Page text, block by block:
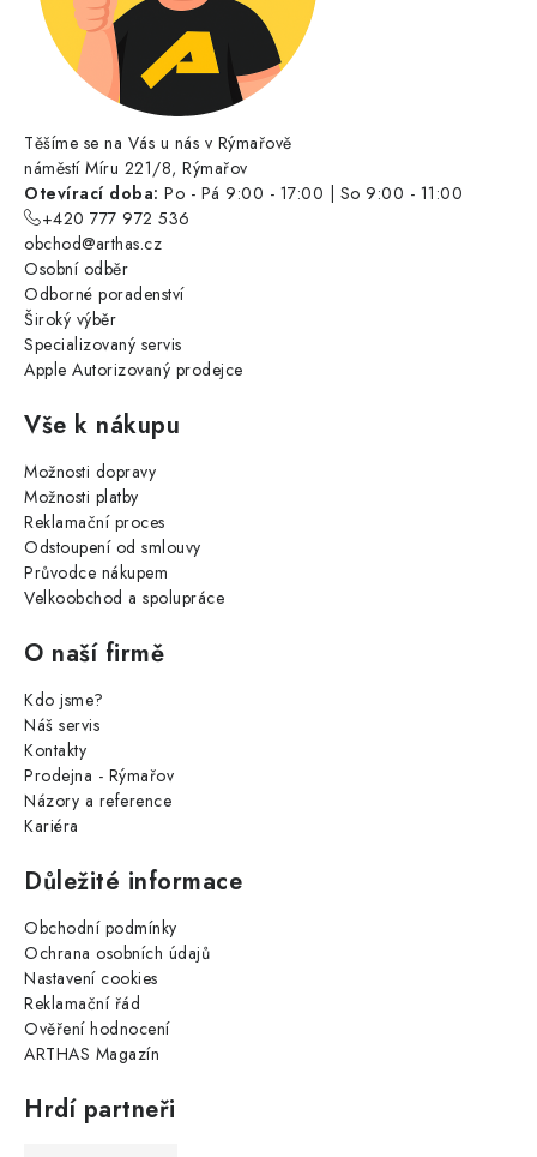
Těšíme se na Vás u nás v Rýmařově
náměstí Míru 221/8, Rýmařov
Otevírací doba: Po - Pá 9:00 - 17:00 | So 9:00 - 11:00
+420 777 972 536
obchod@arthas.cz
Osobní odběr
Odborné poradenství
Široký výběr
Specializovaný servis
Apple Autorizovaný prodejce
Vše k nákupu
Možnosti dopravy
Možnosti platby
Reklamační proces
Odstoupení od smlouvy
Průvodce nákupem
Velkoobchod a spolupráce
O naší firmě
Kdo jsme?
Náš servis
Kontakty
Prodejna - Rýmařov
Názory a reference
Kariéra
Důležité informace
Obchodní podmínky
Ochrana osobních údajů
Nastavení cookies
Reklamační řád
Ověření hodnocení
ARTHAS Magazín
Hrdí partneři